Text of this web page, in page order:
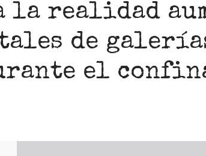
la realidad
de galerías
el